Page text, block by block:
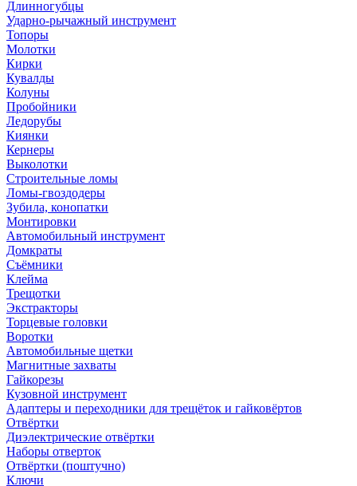
Длинногубцы
Ударно-рычажный инструмент
Топоры
Молотки
Кирки
Кувалды
Колуны
Пробойники
Ледорубы
Киянки
Кернеры
Выколотки
Строительные ломы
Ломы-гвоздодеры
Зубила, конопатки
Монтировки
Автомобильный инструмент
Домкраты
Съёмники
Клейма
Трещотки
Экстракторы
Торцевые головки
Воротки
Автомобильные щетки
Магнитные захваты
Гайкорезы
Кузовной инструмент
Адаптеры и переходники для трещёток и гайковёртов
Отвёртки
Диэлектрические отвёртки
Наборы отверток
Отвёртки (поштучно)
Ключи